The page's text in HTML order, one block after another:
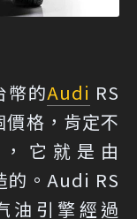
幣的Audi RS
格，肯定不
它就是由
的。Audi RS
油引擎經過